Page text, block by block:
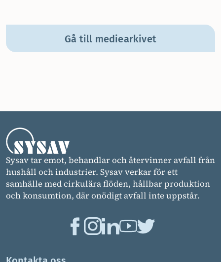
Gå till mediearkivet
Sysav tar emot, behandlar och återvinner avfall från
hushåll och industrier. Sysav verkar för ett
samhälle med cirkulära flöden, hållbar produktion
och konsumtion, där onödigt avfall inte uppstår.